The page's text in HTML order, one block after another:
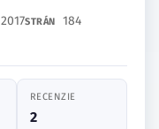
2017STRÁN 184
RECENZIE
2